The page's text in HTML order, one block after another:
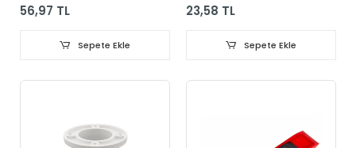
56,97 TL
Sepete Ekle
23,58 TL
Sepete Ekle